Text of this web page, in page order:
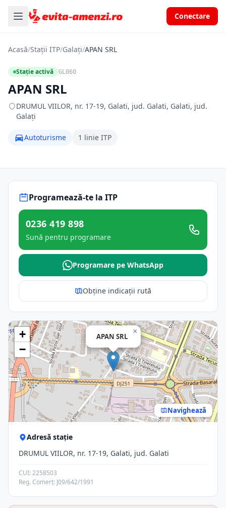
Conectare
Acasă/Stații ITP/Galați/APAN SRL
Stație activă GL060
APAN SRL
DRUMUL VIILOR, nr. 17-19, Galati, jud. Galati, Galati, jud.
Galați
Autoturisme 1 linie ITP
Programează-te la ITP
0236 419 898
Sună pentru programare
Programare pe WhatsApp
Obține indicații rută
APAN SRL
×
+
−
Navighează
Adresă stație
DRUMUL VIILOR, nr. 17-19, Galati, jud. Galati
CUI: 2258503
Reg. Comerț: J09/642/1991